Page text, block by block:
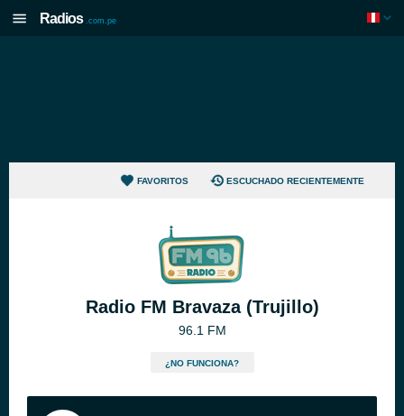
Radios .com.pe
FAVORITOS ESCUCHADO RECIENTEMENTE
Radio FM Bravaza (Trujillo)
96.1 FM
¿NO FUNCIONA?